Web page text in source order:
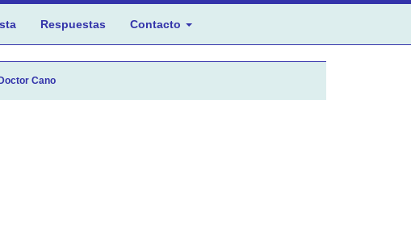
Respuestas Contacto
Cano